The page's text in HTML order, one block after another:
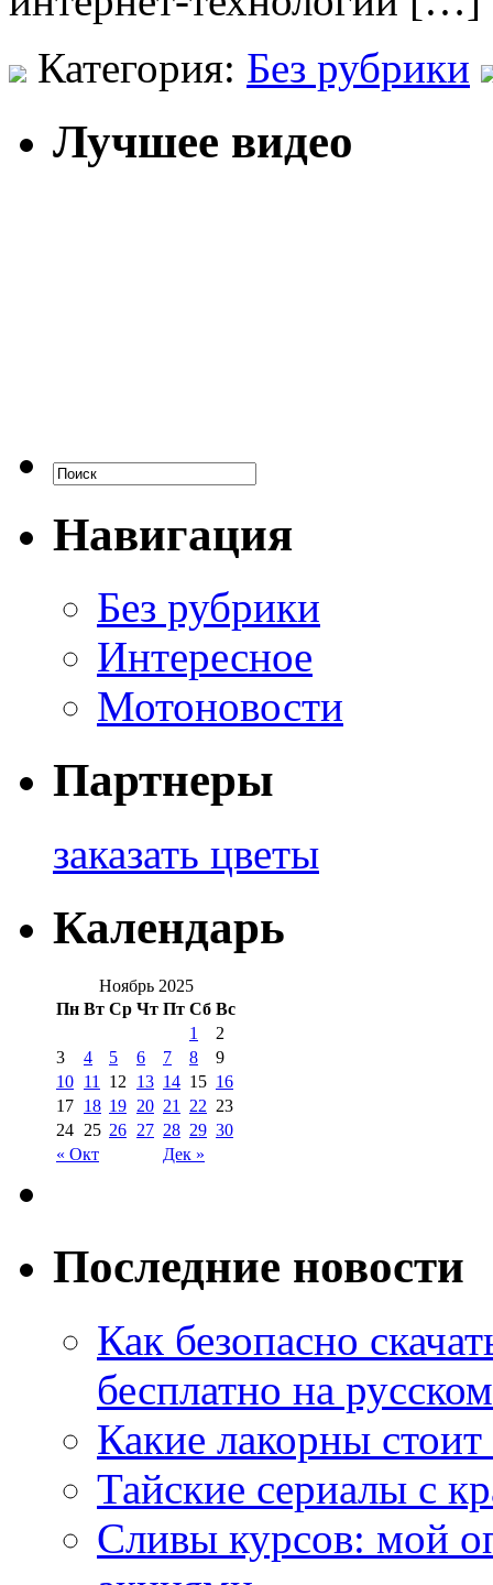
Категория: Без рубрики
Лучшее видео
Навигация
Без рубрики
Интересное
Мотоновости
Партнеры
заказать цветы
Календарь
Ноябрь 2025
Пн Вт Ср Чт Пт Сб Вс
« Окт Дек »
1
2
3
4 5 6 7 8
9
10 11 12 13 14 15 16
17 18 19 20 21 22 23
24 25 26 27 28 29 30
Последние новости
Как безопасно
бесплатно на
Какие лакорны
Тайские сериалы с
Сливы курсов: мой